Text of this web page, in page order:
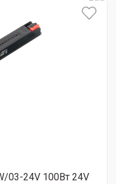
03-24V 100Вт 24V